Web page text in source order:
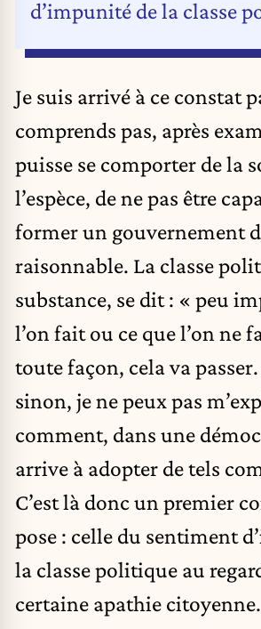
d’impunité de la classe
Je suis arrivé à ce constat
comprends pas, après
puisse se comporter de la
l’espèce, de ne pas être
former un gouvernement
raisonnable. La classe
substance, se dit : « peu
l’on fait ou ce que l’on ne
toute façon, cela va
sinon, je ne peux pas
comment, dans une
arrive à adopter de tels
C’est là donc un premier
pose : celle du sentiment
la classe politique au
certaine apathie citoyenne.